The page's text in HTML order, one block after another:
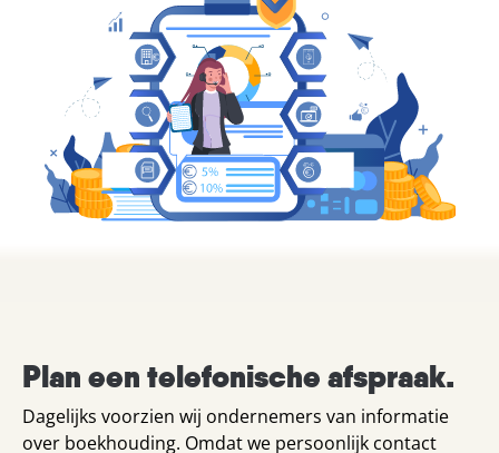
Plan een telefonische afspraak.
Dagelijks voorzien wij ondernemers van informatie
over boekhouding. Omdat we persoonlijk contact